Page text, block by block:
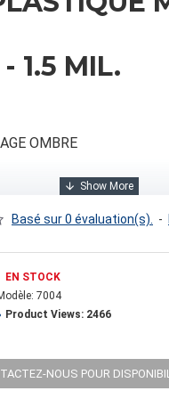
1.5 MIL.
OMBRE
Basé sur 0 évaluation(s). -
EN STOCK
7004
Product Views: 2466
NOUS POUR